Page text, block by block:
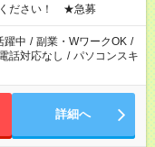
ません ※法令に基づき、
り、短時間・短期間の就
ください！ ★急募
躍中 / 副業・WワークOK /
電話対応なし / パソコンスキ
詳細へ